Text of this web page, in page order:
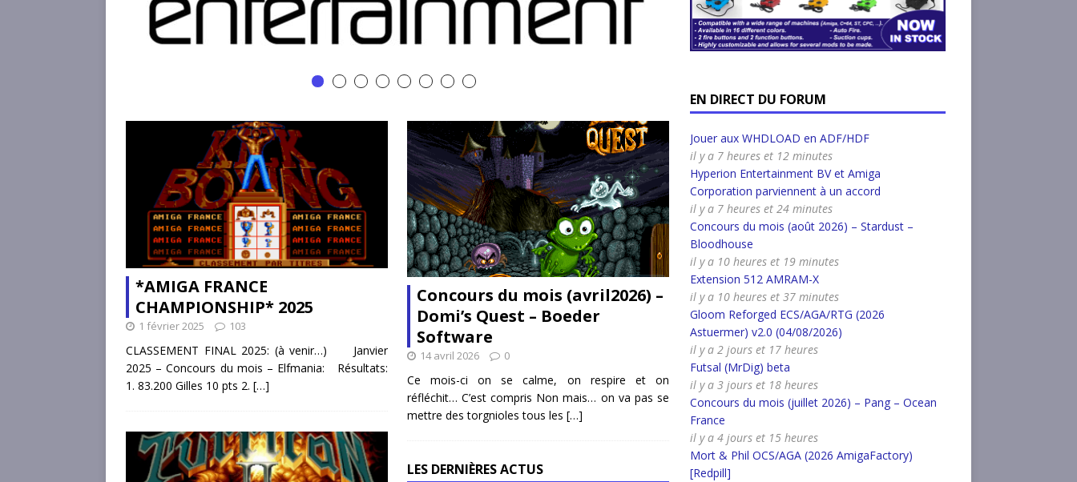
*AMIGA FRANCE
CHAMPIONSHIP* 2025
1 février 2025 103
CLASSEMENT FINAL 2025: (à venir…) Janvier
2025 – Concours du mois – Elfmania: Résultats:
1. 83.200 Gilles 10 pts 2. […]
Concours du mois (avril2026) –
Domi’s Quest – Boeder
Software
14 avril 2026 0
Ce mois-ci on se calme, on respire et on
réfléchit… C’est compris Non mais… on va pas se
mettre des torgnioles tous les […]
LES DERNIÈRES ACTUS
EN DIRECT DU FORUM
Jouer aux WHDLOAD en ADF/HDF
il y a 7 heures et 12 minutes
Hyperion Entertainment BV et Amiga
Corporation parviennent à un accord
il y a 7 heures et 24 minutes
Concours du mois (août 2026) – Stardust –
Bloodhouse
il y a 10 heures et 19 minutes
Extension 512 AMRAM-X
il y a 10 heures et 37 minutes
Gloom Reforged ECS/AGA/RTG (2026
Astuermer) v2.0 (04/08/2026)
il y a 2 jours et 17 heures
Futsal (MrDig) beta
il y a 3 jours et 18 heures
Concours du mois (juillet 2026) – Pang – Ocean
France
il y a 4 jours et 15 heures
Mort & Phil OCS/AGA (2026 AmigaFactory)
[Redpill]